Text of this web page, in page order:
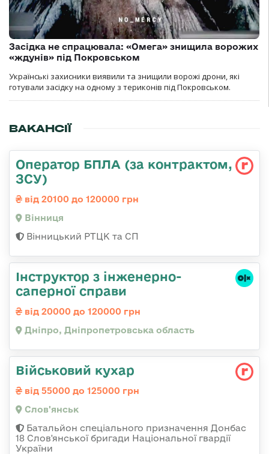
Засідка не спрацювала: «Омега» знищила ворожих
«ждунів» під Покровськом
Українські захисники виявили та знищили ворожі дрони, які
готували засідку на одному з териконів під Покровськом.
ВАКАНСІЇ
Оператор БПЛА (за контрактом,
ЗСУ)
від 20100 до 120000 грн
Вінниця
Вінницький РТЦК та СП
Інструктор з інженерно-
саперної справи
від 20000 до 120000 грн
Дніпро, Дніпропетровська область
Військовий кухар
від 55000 до 125000 грн
Слов'янськ
Батальйон спеціального призначення Донбас
18 Слов'янської бригади Національної гвардії
України